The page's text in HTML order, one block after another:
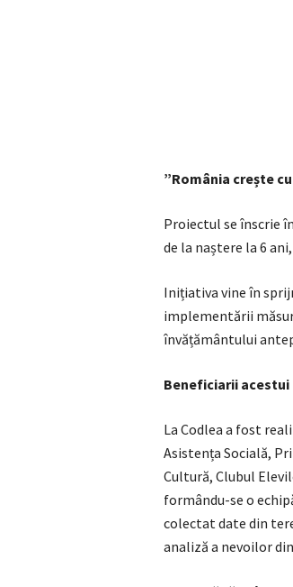
”România crește
Proiectul se înscrie
de la naștere la 6
Inițiativa vine în
implementării
învățământului
Beneficiarii
La Codlea a fost
Asistența Socială,
Cultură, Clubul
formându-se o
colectat date din
analiză a nevoilor